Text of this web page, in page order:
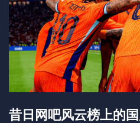
昔日网吧风云榜上的